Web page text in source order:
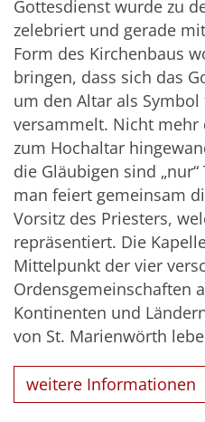
Gottesdienst wurde zu
zelebriert und gerade
Form des Kirchenbaus
bringen, dass sich das
um den Altar als Symbol
versammelt. Nicht
zum Hochaltar
die Gläubigen sind
man feiert gemeinsam
Vorsitz des Priesters,
repräsentiert. Die
Mittelpunkt der vier
Ordensgemeinschaften
Kontinenten und
von St. Marienwörth
weitere Informationen